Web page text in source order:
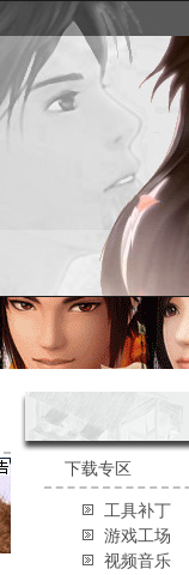
下载专区
工具补丁
游戏工场
视频音乐